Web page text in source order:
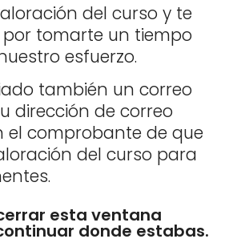
del curso y te
tomarte un tiempo
esfuerzo.
también un correo
dirección de correo
el comprobante de que
del curso para
esta ventana
donde estabas.